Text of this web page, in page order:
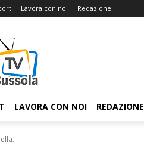
Lavora con noi Redazione
LAVORA CON NOI REDAZIONE